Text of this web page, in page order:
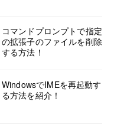
コマンドプロンプトで指定
の拡張子のファイルを削除
する方法！
WindowsでIMEを再起動す
る方法を紹介！